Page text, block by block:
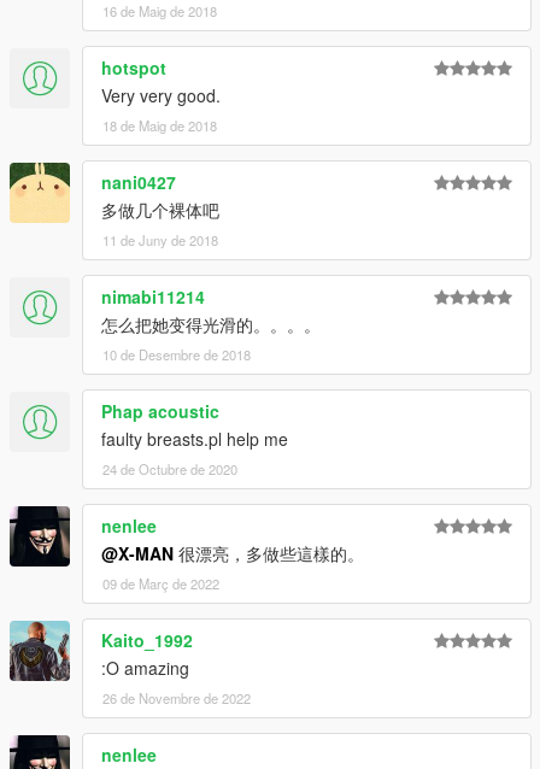
16 de Maig de 2018
hotspot
Very very good.
18 de Maig de 2018
nani0427
多做几个裸体吧
11 de Juny de 2018
nimabi11214
怎么把她变得光滑的。。。。
10 de Desembre de 2018
Phap acoustic
faulty breasts.pl help me
24 de Octubre de 2020
nenlee
@X-MAN 很漂亮，多做些這樣的。
09 de Març de 2022
Kaito_1992
:O amazing
26 de Novembre de 2022
nenlee